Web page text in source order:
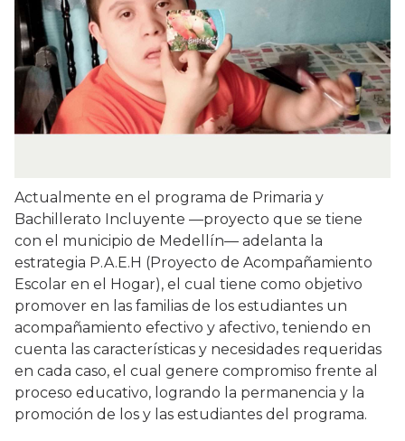
Actualmente en el programa de Primaria y
Bachillerato Incluyente —proyecto que se tiene
con el municipio de Medellín— adelanta la
estrategia P.A.E.H (Proyecto de Acompañamiento
Escolar en el Hogar), el cual tiene como objetivo
promover en las familias de los estudiantes un
acompañamiento efectivo y afectivo, teniendo en
cuenta las características y necesidades requeridas
en cada caso, el cual genere compromiso frente al
proceso educativo, logrando la permanencia y la
promoción de los y las estudiantes del programa.